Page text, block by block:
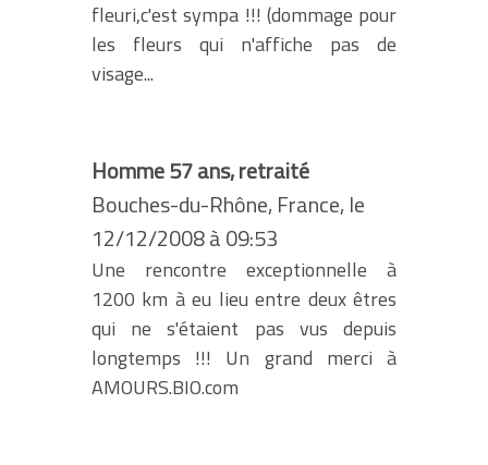
fleuri,c'est sympa !!! (dommage pour
les fleurs qui n'affiche pas de
visage...
Homme 57 ans, retraité
Bouches-du-Rhône, France, le
12/12/2008 à 09:53
Une rencontre exceptionnelle à
1200 km à eu lieu entre deux êtres
qui ne s'étaient pas vus depuis
longtemps !!! Un grand merci à
AMOURS.BIO.com